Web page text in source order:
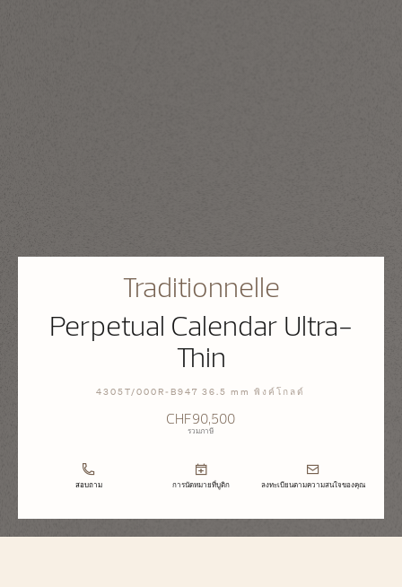
Traditionnelle
Perpetual Calendar Ultra-
Thin
4305T/000R-B947 36.5 mm พิงค์โกลด์
CHF90,500
รวมภาษี
สอบถาม การนัดหมายที่บูติก ลงทะเบียนตามความสนใจของคุณ